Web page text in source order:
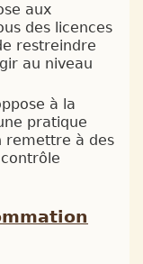
aux
des licences
restreindre
au niveau
à la
pratique
remettre à des